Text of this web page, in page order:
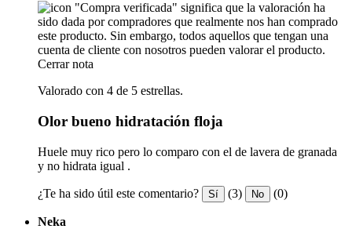
"Compra verificada" significa que la valoración ha
sido dada por compradores que realmente nos han comprado
este producto. Sin embargo, todos aquellos que tengan una
cuenta de cliente con nosotros pueden valorar el producto.
Cerrar nota
Valorado con 4 de 5 estrellas.
Olor bueno hidratación floja
Huele muy rico pero lo comparo con el de lavera de granada
y no hidrata igual .
¿Te ha sido útil este comentario? Sí (3) No (0)
Neka